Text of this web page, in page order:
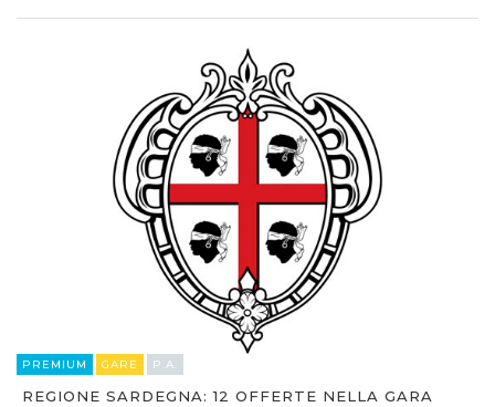
PREMIUM GARE P.A.
REGIONE SARDEGNA: 12 OFFERTE NELLA GARA